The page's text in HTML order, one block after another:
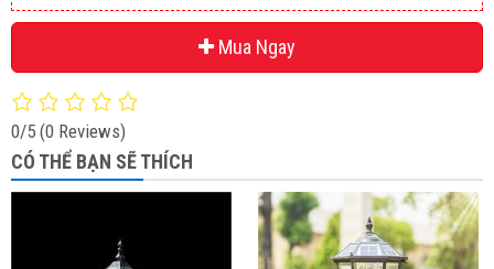
Mua Ngay
0/5 (0 Reviews)
CÓ THỂ BẠN SẼ THÍCH